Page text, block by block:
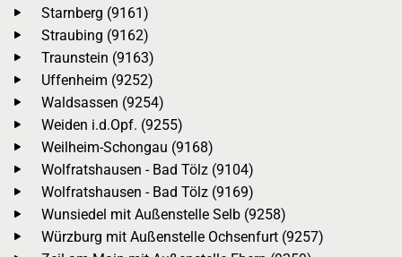
Starnberg (9161)
Straubing (9162)
Traunstein (9163)
Uffenheim (9252)
Waldsassen (9254)
Weiden i.d.Opf. (9255)
Weilheim-Schongau (9168)
Wolfratshausen - Bad Tölz (9104)
Wolfratshausen - Bad Tölz (9169)
Wunsiedel mit Außenstelle Selb (9258)
Würzburg mit Außenstelle Ochsenfurt (9257)